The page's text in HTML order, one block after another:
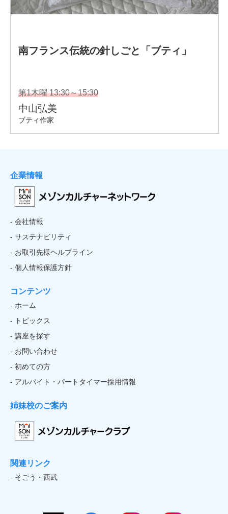
企業情報
- 会社情報
- サステナビリティ
- お取引先様ヘルプライン
- 個人情報保護方針
コンテンツ
- ホーム
- トピックス
- 講座を探す
- お問い合わせ
- 初めての方
- アルバイト・パートタイマー採用情報
姉妹校のご案内
関連リンク
- そごう・西武